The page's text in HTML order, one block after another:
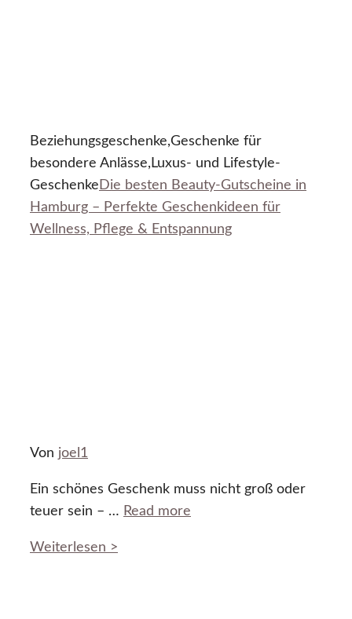
Beziehungsgeschenke,Geschenke für
besondere Anlässe,Luxus- und Lifestyle-
Geschenke Die besten Beauty-Gutscheine in
Hamburg – Perfekte Geschenkideen für
Wellness, Pflege & Entspannung
Von joel1
Ein schönes Geschenk muss nicht groß oder
teuer sein – … Read more
Weiterlesen >